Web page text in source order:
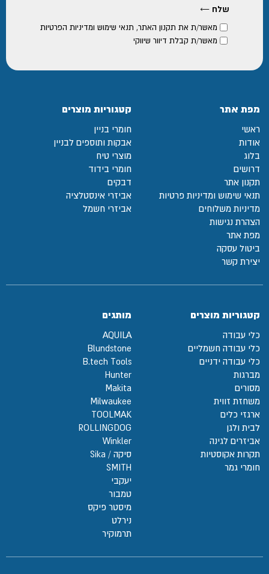
מאשר/ת את תקנון האתר, תנאי שימוש ומדיניות הפרטיות
מאשר/ת קבלת דיוור שיווקי
מפת אתר
ראשי
אודות
בלוג
דרושים
תקנון אתר
תנאי שימוש ומדיניות פרטיות
מדיניות משלוחים
הצהרת נגישות
מפת אתר
ביטול עסקה
יצירת קשר
קטגוריות מוצרים
חומרי בניין
אבקות ותוספים לבניין
מוצרי טיח
חומרי בידוד
דבקים
אביזרי אינסטלציה
אביזרי חשמל
קטגוריות מוצרים
כלי עבודה
כלי עבודה חשמליים
כלי עבודה ידניים
מברגות
מסורים
משחזת זווית
ארגזי כלים
לבית ולגן
אביזרים לגינה
תקרות אקוסטיות
חומרי גמר
מותגים
AQUILA
Blundstone
B.tech Tools
Hunter
Makita
Milwaukee
TOOLMAK
ROLLINGDOG
Winkler
סיקה / Sika
SMITH
יעקבי
טמבור
מיסטר פיקס
נירלט
תרמוקיר